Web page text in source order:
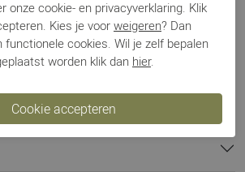
Ja
Laarzen
Zwart
Leer
000003334
onze cookie- en privacyverklaring. Klik
Kies je voor weigeren? Dan
functionele cookies. Wil je zelf bepalen
worden klik dan hier.